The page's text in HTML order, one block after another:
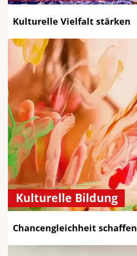
Kulturelle Vielfalt stärken
Kulturelle Bildung
Chancengleichheit schaffen